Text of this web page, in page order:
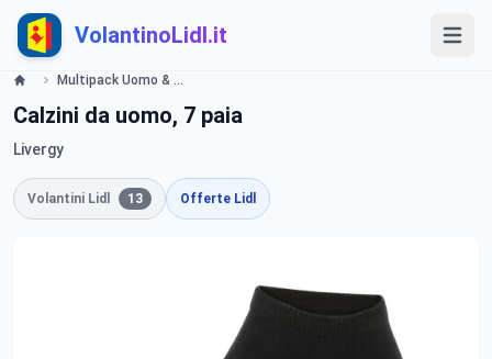
VolantinoLidl.it
Multipack Uomo & Donna Offerte valide da giovedì 20 giugno 2019 Lidl
Calzini da uomo, 7 paia
Livergy
Volantini Lidl 13 Offerte Lidl